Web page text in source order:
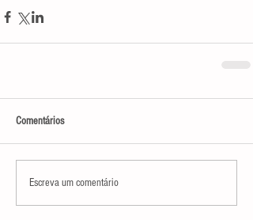
Comentários
Escreva um comentário